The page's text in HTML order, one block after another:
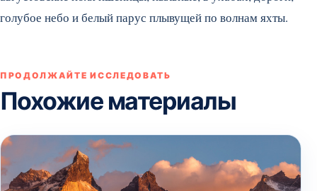
голубое небо и белый парус плывущей по волнам яхты.
ПРОДОЛЖАЙТЕ ИССЛЕДОВАТЬ
Похожие материалы